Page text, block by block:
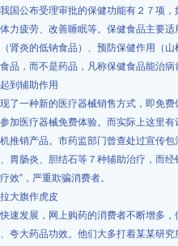
国公布受理审批的保健功能有２７项
力疲劳、改善睡眠等。保健食品主要
肾炎的低钠食品）、预防保健作用（
品，而不是药品，凡称保健食品能治
到辅助作用
了一种新的医疗器械销售方式，即免
加医疗器械免费体验。而实际上这里
推销产品。市药监部门曾查处过宣传
胃肠炎、胆结石等７种辅助治疗，而
效”，严重欺骗消费者。
大旗作虎皮
速发展，网上购药的消费者不断增多
夸大药品功效。他们大多打着某某研